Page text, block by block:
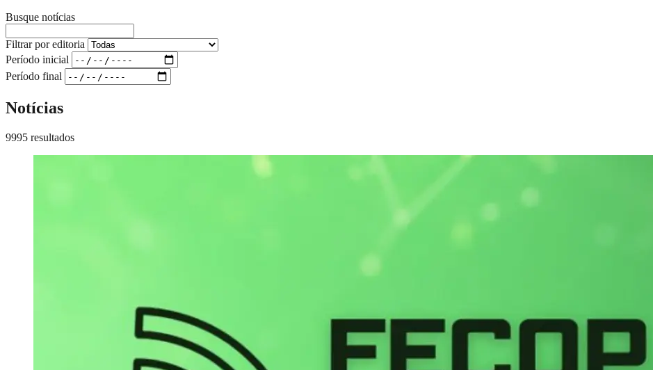
Busque notícias
Filtrar por editoria
Período inicial
Período final
Notícias
9995 resultados